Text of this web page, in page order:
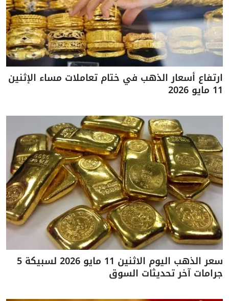
ارتفاع أسعار الذهب في ختام تعاملات مساء الإثنين
11 مايو 2026
سعر الذهب اليوم الاثنين 11 مايو 2026 لسبيكة 5
جرامات آخر تحديثات السوق